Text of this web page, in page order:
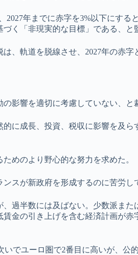
年までに赤字を3%以下にする
く「非現実的な目標」である、と
、軌道を脱線させ、2027年の赤字
影響を適切に考慮していない、と
に成長、投資、税収に影響を及ら
めのより野心的な努力を求めた。
スが新政府を形成するのに苦労し
過半数には及ばない。少数派また
金の引き上げを含む経済計画が赤
でユーロ圏で2番目に高いが、公